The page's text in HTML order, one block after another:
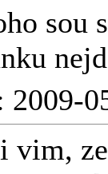
sou
vim,